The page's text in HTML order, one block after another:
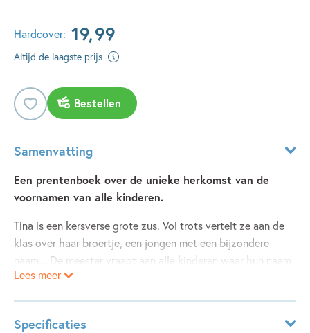
Hardcover: 19,99
Altijd de laagste prijs
Bestellen
Samenvatting
Een prentenboek over de unieke herkomst van de
voornamen van alle kinderen.
Tina is een kersverse grote zus. Vol trots vertelt ze aan de
klas over haar broertje, een jongen met een bijzondere
naam... De meester vraagt aan alle kinderen waar hun naam
vandaan komt, maar Tina weet niets over haar naam. Wat
Lees meer
Specificaties